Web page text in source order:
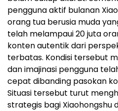
pengguna aktif bulanan
orang tua berusia muda
telah melampaui 20 juta
konten autentik dari
terbatas. Kondisi tersebut
dan imajinasi pengguna
cepat dibanding pasokan
Situasi tersebut turut
strategis bagi Xiaohongshu